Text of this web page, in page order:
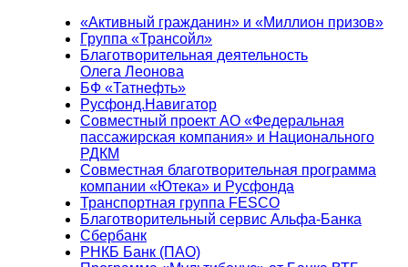
«Активный гражданин» и «Миллион призов»
Группа «Трансойл»
Благотворительная деятельность
Олега Леонова
БФ «Татнефть»
Русфонд.Навигатор
Совместный проект АО «Федеральная
пассажирская компания» и Национального
РДКМ
Совместная благотворительная программа
компании «Ютека» и Русфонда
Транспортная группа FESCO
Благотворительный сервис Альфа-Банка
Сбербанк
РНКБ Банк (ПАО)